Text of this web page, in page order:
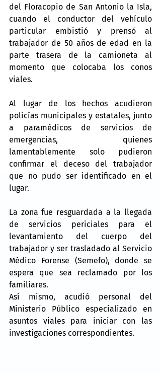
del Floracopio de San Antonio la Isla,
cuando el conductor del vehículo
particular embistió y prensó al
trabajador de 50 años de edad en la
parte trasera de la camioneta al
momento que colocaba los conos
viales.
Al lugar de los hechos acudieron
policías municipales y estatales, junto
a paramédicos de servicios de
emergencias, quienes
lamentablemente solo pudieron
confirmar el deceso del trabajador
que no pudo ser identificado en el
lugar.
La zona fue resguardada a la llegada
de servicios periciales para el
levantamiento del cuerpo del
trabajador y ser trasladado al Servicio
Médico Forense (Semefo), donde se
espera que sea reclamado por los
familiares.
Así mismo, acudió personal del
Ministerio Público especializado en
asuntos viales para iniciar con las
investigaciones correspondientes.